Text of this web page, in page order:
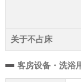
关于不占床
客房设备・洗浴